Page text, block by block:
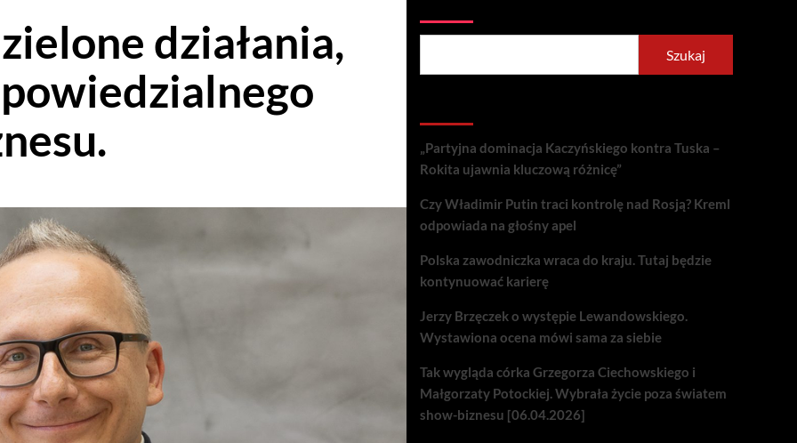
działania,
Szukaj
„Partyjna dominacja Kaczyńskiego kontra Tuska –
Rokita ujawnia kluczową różnicę”
Czy Władimir Putin traci kontrolę nad Rosją? Kreml
odpowiada na głośny apel
Polska zawodniczka wraca do kraju. Tutaj będzie
kontynuować karierę
Jerzy Brzęczek o występie Lewandowskiego.
Wystawiona ocena mówi sama za siebie
Tak wygląda córka Grzegorza Ciechowskiego i
Małgorzaty Potockiej. Wybrała życie poza światem
show-biznesu [06.04.2026]